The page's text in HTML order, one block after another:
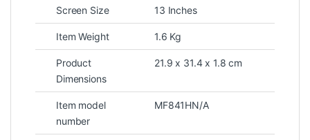
Screen Size 13 Inches
Item Weight 1.6 Kg
Product
Dimensions
21.9 x 31.4 x 1.8 cm
Item model
number
MF841HN/A